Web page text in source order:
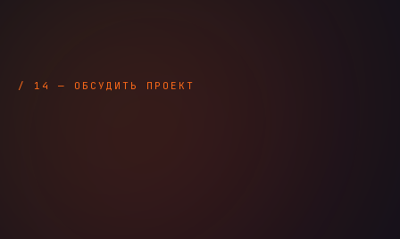
/ 14 — ОБСУДИТЬ ПРОЕКТ